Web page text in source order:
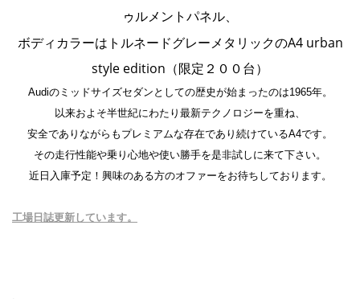
ゥルメントパネル、
ボディカラーはトルネードグレーメタリックのA4 urban
style edition （限定２００台）
Audiのミッドサイズセダンとしての歴史が始まったのは1965年。
以来およそ半世紀にわたり最新テクノロジーを重ね、
安全でありながらもプレミアムな存在であり続けているA4です。
その走行性能や乗り心地や使い勝手を是非試しに来て下さい。
近日入庫予定！興味のある方のオファーをお待ちしております。
工場日誌更新しています。